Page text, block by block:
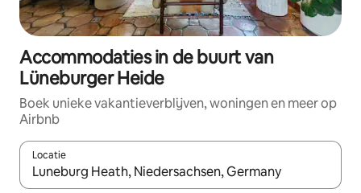
Accommodaties in de buurt van
Lüneburger Heide
Boek unieke vakantieverblijven, woningen en meer op
Airbnb
Locatie
Wanneer er resultaten beschikbaar zijn, maak je een keuze